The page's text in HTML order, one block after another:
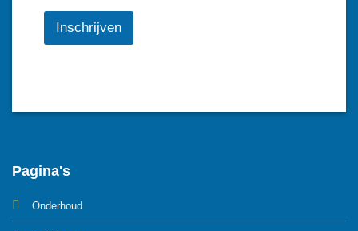
Inschrijven
Pagina's
Onderhoud